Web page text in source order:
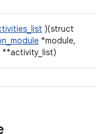
)(struct
*module,